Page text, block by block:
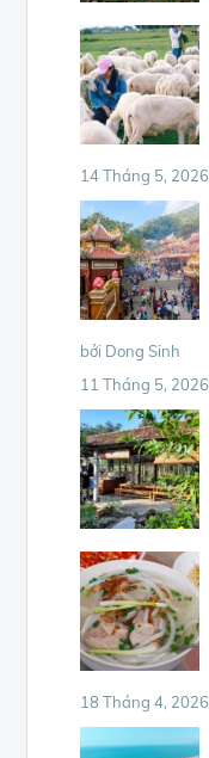
14 Tháng 5, 2026
bởi Dong Sinh
11 Tháng 5, 2026
18 Tháng 4, 2026